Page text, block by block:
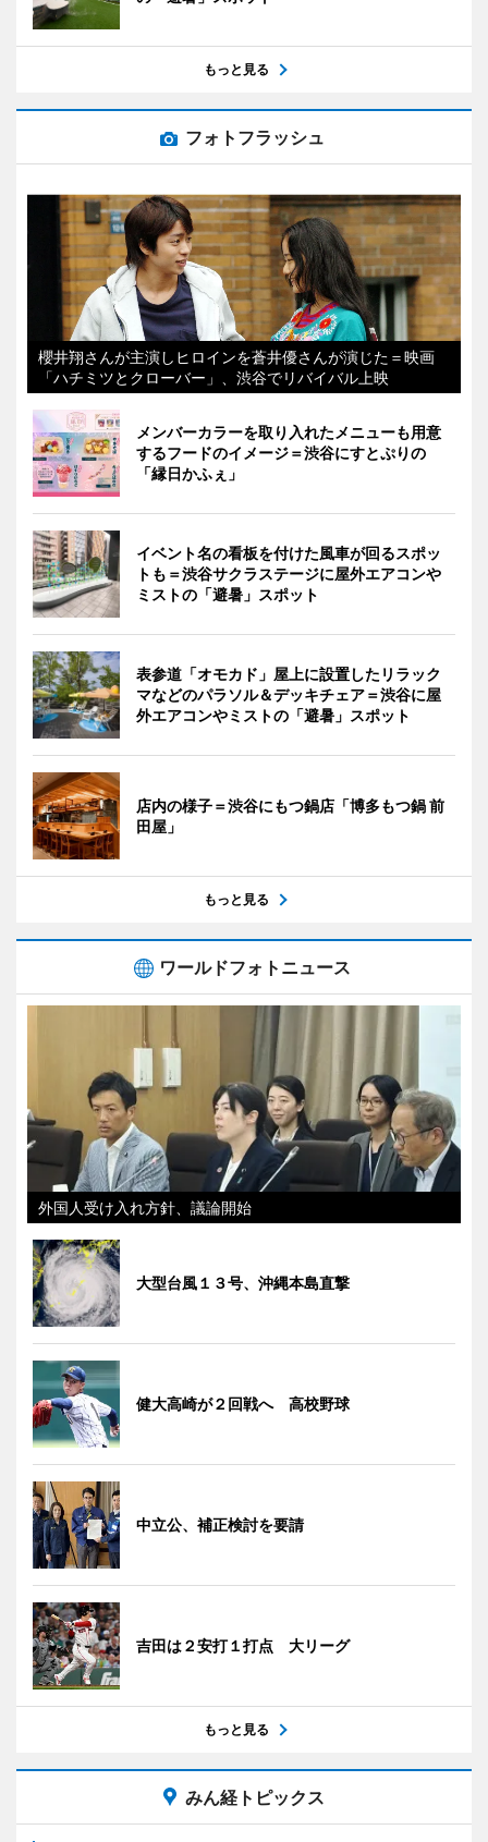
もっと見る
フォトフラッシュ
櫻井翔さんが主演しヒロインを蒼井優さんが演じた＝映画
「ハチミツとクローバー」、渋谷でリバイバル上映
メンバーカラーを取り入れたメニューも用意
するフードのイメージ＝渋谷にすとぷりの
「縁日かふぇ」
イベント名の看板を付けた風車が回るスポッ
トも＝渋谷サクラステージに屋外エアコンや
ミストの「避暑」スポット
表参道「オモカド」屋上に設置したリラック
マなどのパラソル＆デッキチェア＝渋谷に屋
外エアコンやミストの「避暑」スポット
店内の様子＝渋谷にもつ鍋店「博多もつ鍋 前
田屋」
もっと見る
ワールドフォトニュース
外国人受け入れ方針、議論開始
大型台風１３号、沖縄本島直撃
健大高崎が２回戦へ 高校野球
中立公、補正検討を要請
吉田は２安打１打点 大リーグ
もっと見る
みん経トピックス